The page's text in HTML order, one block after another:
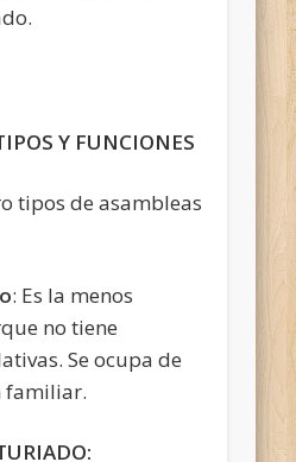
Y FUNCIONES
tipos de asambleas
: Es la menos
no tiene
Se ocupa de
familiar.